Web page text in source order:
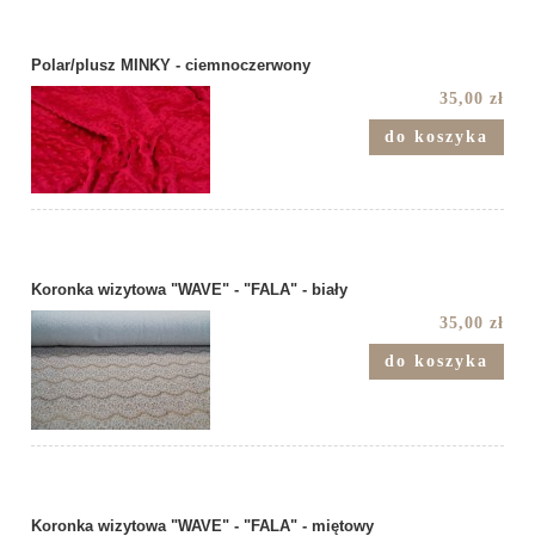
Polar/plusz MINKY - ciemnoczerwony
35,00 zł
do koszyka
Koronka wizytowa "WAVE" - "FALA" - biały
35,00 zł
do koszyka
Koronka wizytowa "WAVE" - "FALA" - miętowy